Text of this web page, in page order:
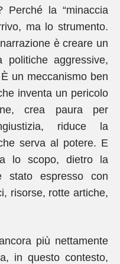
Perché la “minaccia
ma lo strumento.
è creare un
politiche aggressive,
un meccanismo ben
inventa un pericolo
crea paura per
riduce la
serva al potere. E
lo scopo, dietro la
stato espresso con
risorse, rotte artiche,
più nettamente
in questo contesto,